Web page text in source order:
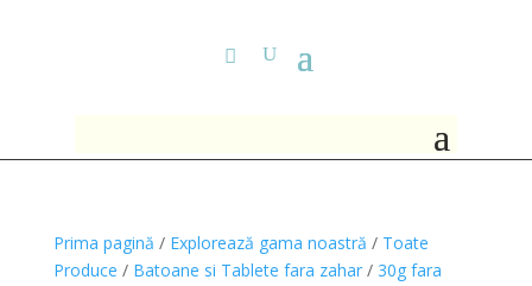
Prima pagină / Explorează gama noastră / Toate
Produce / Batoane si Tablete fara zahar/ 30g fara